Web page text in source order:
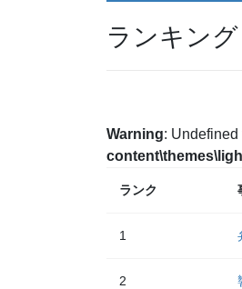
ランキング
Warning:
ランク
1
2